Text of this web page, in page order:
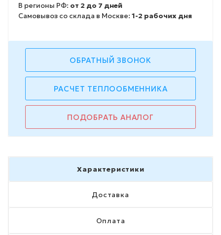
В регионы РФ: от 2 до 7 дней
Самовывоз со склада в Москве: 1-2 рабочих дня
ОБРАТНЫЙ ЗВОНОК
РАСЧЕТ ТЕПЛООБМЕННИКА
ПОДОБРАТЬ АНАЛОГ
Характеристики
Доставка
Оплата